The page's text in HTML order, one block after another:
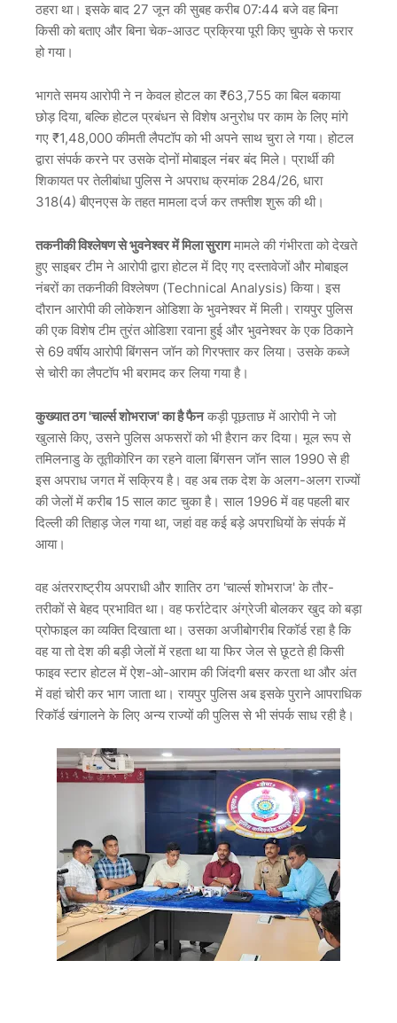
ठहरा था। इसके बाद 27 जून की सुबह करीब 07:44 बजे वह बिना
किसी को बताए और बिना चेक-आउट प्रक्रिया पूरी किए चुपके से फरार
हो गया।
भागते समय आरोपी ने न केवल होटल का ₹63,755 का बिल बकाया
छोड़ दिया, बल्कि होटल प्रबंधन से विशेष अनुरोध पर काम के लिए मांगे
गए ₹1,48,000 कीमती लैपटॉप को भी अपने साथ चुरा ले गया। होटल
द्वारा संपर्क करने पर उसके दोनों मोबाइल नंबर बंद मिले। प्रार्थी की
शिकायत पर तेलीबांधा पुलिस ने अपराध क्रमांक 284/26, धारा
318(4) बीएनएस के तहत मामला दर्ज कर तफ्तीश शुरू की थी।
तकनीकी विश्लेषण से भुवनेश्वर में मिला सुरागमामले की गंभीरता को देखते
हुए साइबर टीम ने आरोपी द्वारा होटल में दिए गए दस्तावेजों और मोबाइल
नंबरों का तकनीकी विश्लेषण (Technical Analysis) किया। इस
दौरान आरोपी की लोकेशन ओडिशा के भुवनेश्वर में मिली। रायपुर पुलिस
की एक विशेष टीम तुरंत ओडिशा रवाना हुई और भुवनेश्वर के एक ठिकाने
से 69 वर्षीय आरोपी बिंगसन जॉन को गिरफ्तार कर लिया। उसके कब्जे
से चोरी का लैपटॉप भी बरामद कर लिया गया है।
कुख्यात ठग 'चार्ल्स शोभराज' का है फैनकड़ी पूछताछ में आरोपी ने जो
खुलासे किए, उसने पुलिस अफसरों को भी हैरान कर दिया। मूल रूप से
तमिलनाडु के तूतीकोरिन का रहने वाला बिंगसन जॉन साल 1990 से ही
इस अपराध जगत में सक्रिय है। वह अब तक देश के अलग-अलग राज्यों
की जेलों में करीब 15 साल काट चुका है। साल 1996 में वह पहली बार
दिल्ली की तिहाड़ जेल गया था, जहां वह कई बड़े अपराधियों के संपर्क में
आया।
वह अंतरराष्ट्रीय अपराधी और शातिर ठग 'चार्ल्स शोभराज' के तौर-
तरीकों से बेहद प्रभावित था। वह फर्राटेदार अंग्रेजी बोलकर खुद को बड़ा
प्रोफाइल का व्यक्ति दिखाता था। उसका अजीबोगरीब रिकॉर्ड रहा है कि
वह या तो देश की बड़ी जेलों में रहता था या फिर जेल से छूटते ही किसी
फाइव स्टार होटल में ऐश-ओ-आराम की जिंदगी बसर करता था और अंत
में वहां चोरी कर भाग जाता था। रायपुर पुलिस अब इसके पुराने आपराधिक
रिकॉर्ड खंगालने के लिए अन्य राज्यों की पुलिस से भी संपर्क साध रही है।